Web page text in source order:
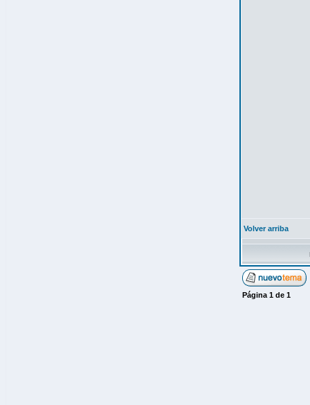
Volver arriba
Página 1 de 1